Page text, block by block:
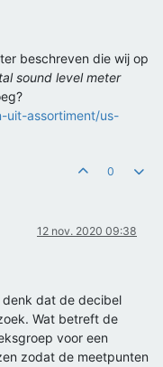
beschreven die wij op
sound level meter
uit-assortiment/us-
0
12 nov. 2020 09:38
dat de decibel
Wat betreft de
voor een
zodat de meetpunten